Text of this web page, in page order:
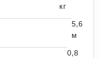
кг
5,6
м
0,8